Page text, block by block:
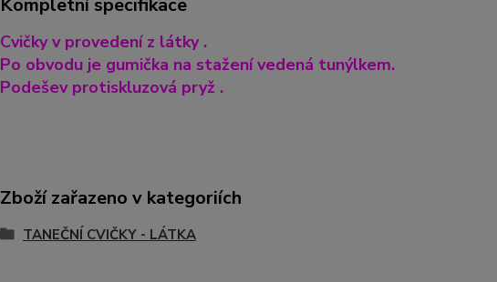
Kompletní specifikace
Cvičky v provedení z látky .
Po obvodu je gumička na stažení vedená tunýlkem.
Podešev protiskluzová pryž .
Zboží zařazeno v kategoriích
TANEČNÍ CVIČKY - LÁTKA